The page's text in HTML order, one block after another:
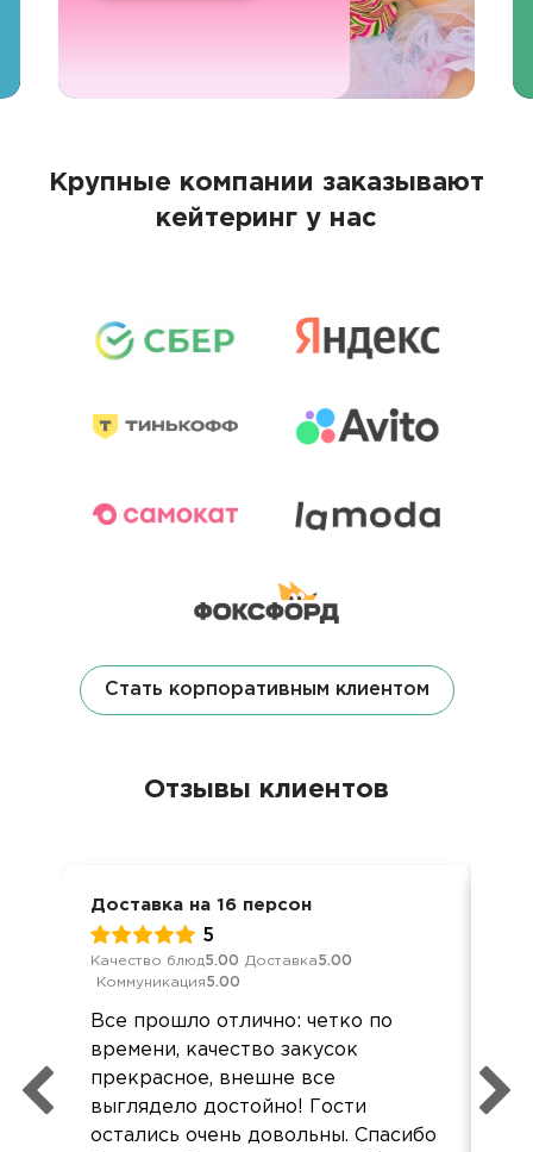
Крупные компании заказывают
кейтеринг у нас
Стать корпоративным клиентом
Отзывы клиентов
Доставка на 16 персон
5
Качество блюд5.00 Доставка5.00
Коммуникация5.00
Все прошло отлично: четко по
времени, качество закусок
прекрасное, внешне все
выглядело достойно! Гости
остались очень довольны. Спасибо